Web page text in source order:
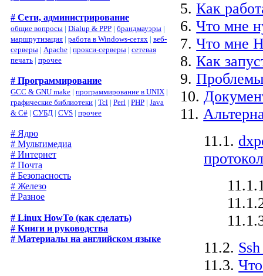
# Сети, администрирование
общие вопросы | Dialup & PPP | брандмауэры |
маршрутизация | работа в Windows-сетях | веб-
серверы | Apache | прокси-серверы | сетевая
печать | прочее
# Программирование
GCC & GNU make | программирование в UNIX |
графические библиотеки | Tcl | Perl | PHP | Java
& C# | СУБД | CVS | прочее
# Ядро
# Мультимедиа
# Интернет
# Почта
# Безопасность
# Железо
# Разное
# Linux HowTo (как сделать)
# Книги и руководства
# Материалы на английском языке
5.Как
6.Что мне
7.Что мне
8.Как
9.
10.
11.
11.1.
11.2.
11.3.